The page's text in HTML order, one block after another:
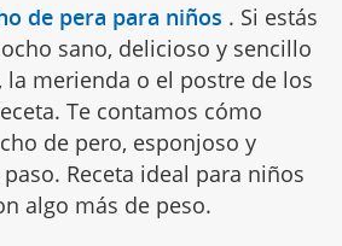
de pera para niños . Si estás
sano, delicioso y sencillo
la merienda o el postre de los
Te contamos cómo
de pero, esponjoso y
Receta ideal para niños
algo más de peso.